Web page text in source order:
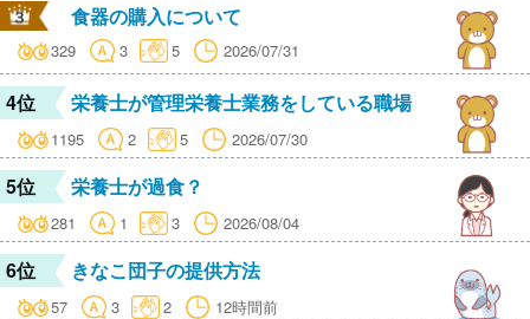
食器の購入について
329 3 5 2026/07/31
4位 栄養士が管理栄養士業務をしている職場
1195 2 5 2026/07/30
5位 栄養士が過食？
281 1 3 2026/08/04
6位 きなこ団子の提供方法
57 3 2 12時間前